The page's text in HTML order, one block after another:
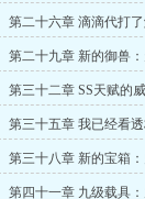
第二十六章 滴滴代打
第二十九章 新的御兽
第三十二章 SS天赋的
第三十五章 我已经看
第三十八章 新的宝箱
第四十一章 九级载具